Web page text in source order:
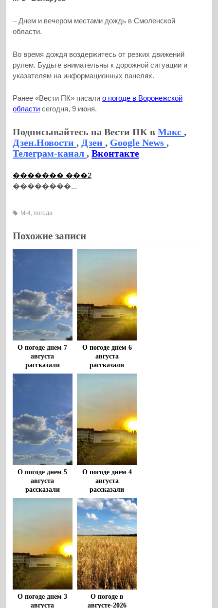
– Днем и вечером местами дождь в Смоленской
области.
Во время дождя воздержитесь от резких движений
рулем. Будьте внимательны к дорожной ситуации и
указателям на информационных панелях.
Ранее «Вести ПК» писалио погоде в Воронежской
области сегодня, 9 июня.
Подписывайтесь на Вести ПК вМакс,
Дзен.Новости, Дзен, Google News,
Телеграм-канал,Вконтакте
������� ���2
��������...
М-4 погода
Похожие записи
О погоде днем 7
августа
рассказали
воронежцам
О погоде днем 6
августа
рассказали
воронежцам
О погоде днем 5
августа
рассказали
воронежцам
О погоде днем 4
августа
рассказали
воронежцам
О погоде днем 3
августа
О погоде в
августе-2026